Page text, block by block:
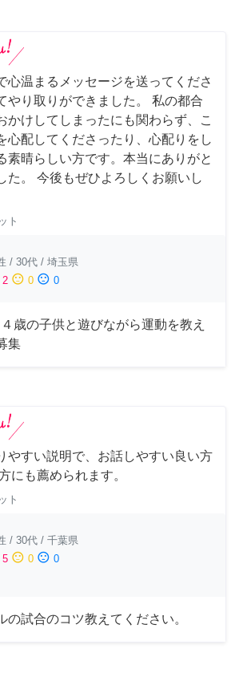
心温まるメッセージを送ってくださ
やり取りができました。 私の都合
かけしてしまったにも関わらず、こ
心配してくださったり、心配りをし
素晴らしい方です。本当にありがと
た。 今後もぜひよろしくお願いし
ト
/ 30代 / 埼玉県
2 sentiment_neutral 0 sentiment_dissatisfied 0
歳の子供と遊びながら運動を教え
集
やすい説明で、お話しやすい良い方
にも薦められます。
ト
/ 30代 / 千葉県
5 sentiment_neutral 0 sentiment_dissatisfied 0
の試合のコツ教えてください。